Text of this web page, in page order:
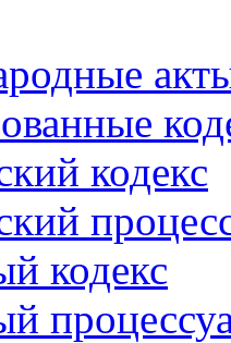
кодекс
кодекс